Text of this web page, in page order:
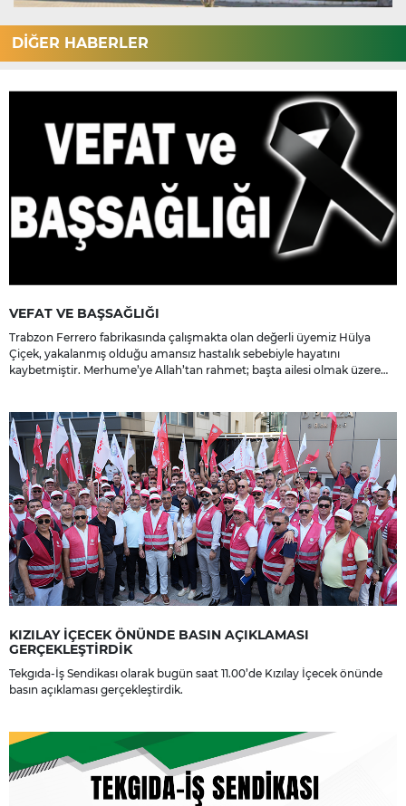
DİĞER HABERLER
VEFAT VE BAŞSAĞLIĞI
Trabzon Ferrero fabrikasında çalışmakta olan değerli üyemiz Hülya
Çiçek, yakalanmış olduğu amansız hastalık sebebiyle hayatını
kaybetmiştir. Merhume’ye Allah’tan rahmet; başta ailesi olmak üzere
KIZILAY İÇECEK ÖNÜNDE BASIN AÇIKLAMASI
GERÇEKLEŞTİRDİK
Tekgıda-İş Sendikası olarak bugün saat 11.00’de Kızılay İçecek önünde
basın açıklaması gerçekleştirdik.